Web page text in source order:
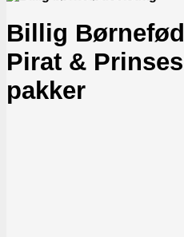
Billig
Pirat &
pakker